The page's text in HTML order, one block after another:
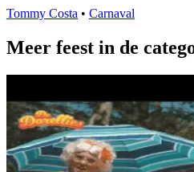
Tommy Costa • Carnaval
Meer feest in de